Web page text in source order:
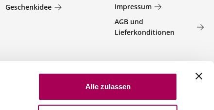
Alle zulassen
Geschenkidee
Impressum
AGB und
Lieferkonditionen